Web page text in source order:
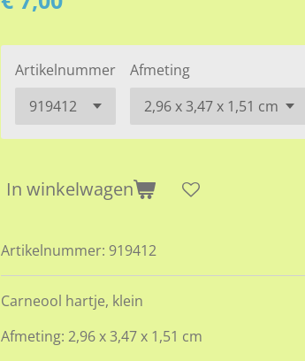
Artikelnummer Afmeting
In winkelwagen
Artikelnummer: 919412
Carneool hartje, klein
Afmeting: 2,96 x 3,47 x 1,51 cm